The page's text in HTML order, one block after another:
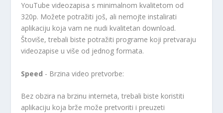
YouTube videozapisa s minimalnom kvalitetom od
320p. Možete potražiti još, ali nemojte instalirati
aplikaciju koja vam ne nudi kvalitetan download.
Štoviše, trebali biste potražiti programe koji pretvaraju
videozapise u više od jednog formata.
Speed ​​- Brzina video pretvorbe:
Bez obzira na brzinu interneta, trebali biste koristiti
aplikaciju koja brže može pretvoriti i preuzeti